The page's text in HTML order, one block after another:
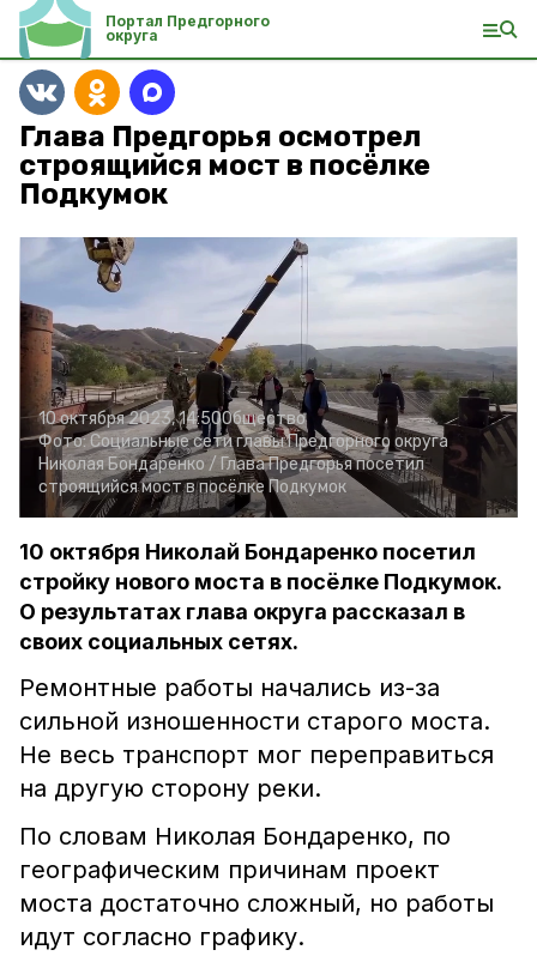
Портал Предгорного
округа
Глава Предгорья осмотрел
строящийся мост в посёлке
Подкумок
10 октября 2023, 14:50Общество
Фото:Социальные сети главы Предгорного округа
Николая Бондаренко / Глава Предгорья посетил
строящийся мост в посёлке Подкумок
10 октября Николай Бондаренко посетил
стройку нового моста в посёлке Подкумок.
О результатах глава округа рассказал в
своих социальных сетях.
Ремонтные работы начались из-за
сильной изношенности старого моста.
Не весь транспорт мог переправиться
на другую сторону реки.
По словам Николая Бондаренко, по
географическим причинам проект
моста достаточно сложный, но работы
идут согласно графику.